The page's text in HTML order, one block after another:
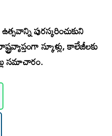
పురస్కరించుకుని
స్కూళ్లు, కాలేజీలకు
సమాచారం.